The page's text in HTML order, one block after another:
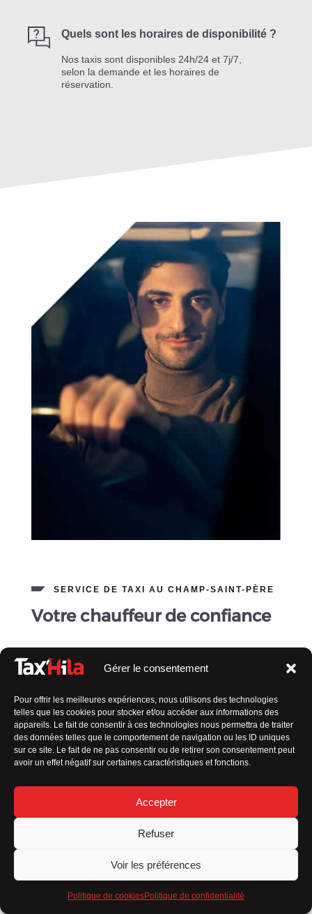
Gérer le consentement
Pour offrir les meilleures expériences, nous utilisons des technologies
telles que les cookies pour stocker et/ou accéder aux informations des
appareils. Le fait de consentir à ces technologies nous permettra de traiter
des données telles que le comportement de navigation ou les ID uniques
sur ce site. Le fait de ne pas consentir ou de retirer son consentement peut
avoir un effet négatif sur certaines caractéristiques et fonctions.
Accepter
Refuser
Voir les préférences
Politique de cookiesPolitique de confidentialité
Quels sont les horaires de disponibilité ?
Nos taxis sont disponibles 24h/24 et 7j/7,
selon la demande et les horaires de
réservation.
SERVICE DE TAXI AU CHAMP-SAINT-PÈRE
Votre chauffeur de confiance
ajoutée réside dansplusieurs aspects qui me
distinguent des autres :
Service personnalisé
Flexibilité
Connaissance locale
Engagement envers la qualité
flexibilité et mon souci du détail font toute la
différencedans l’expérience de transport que je